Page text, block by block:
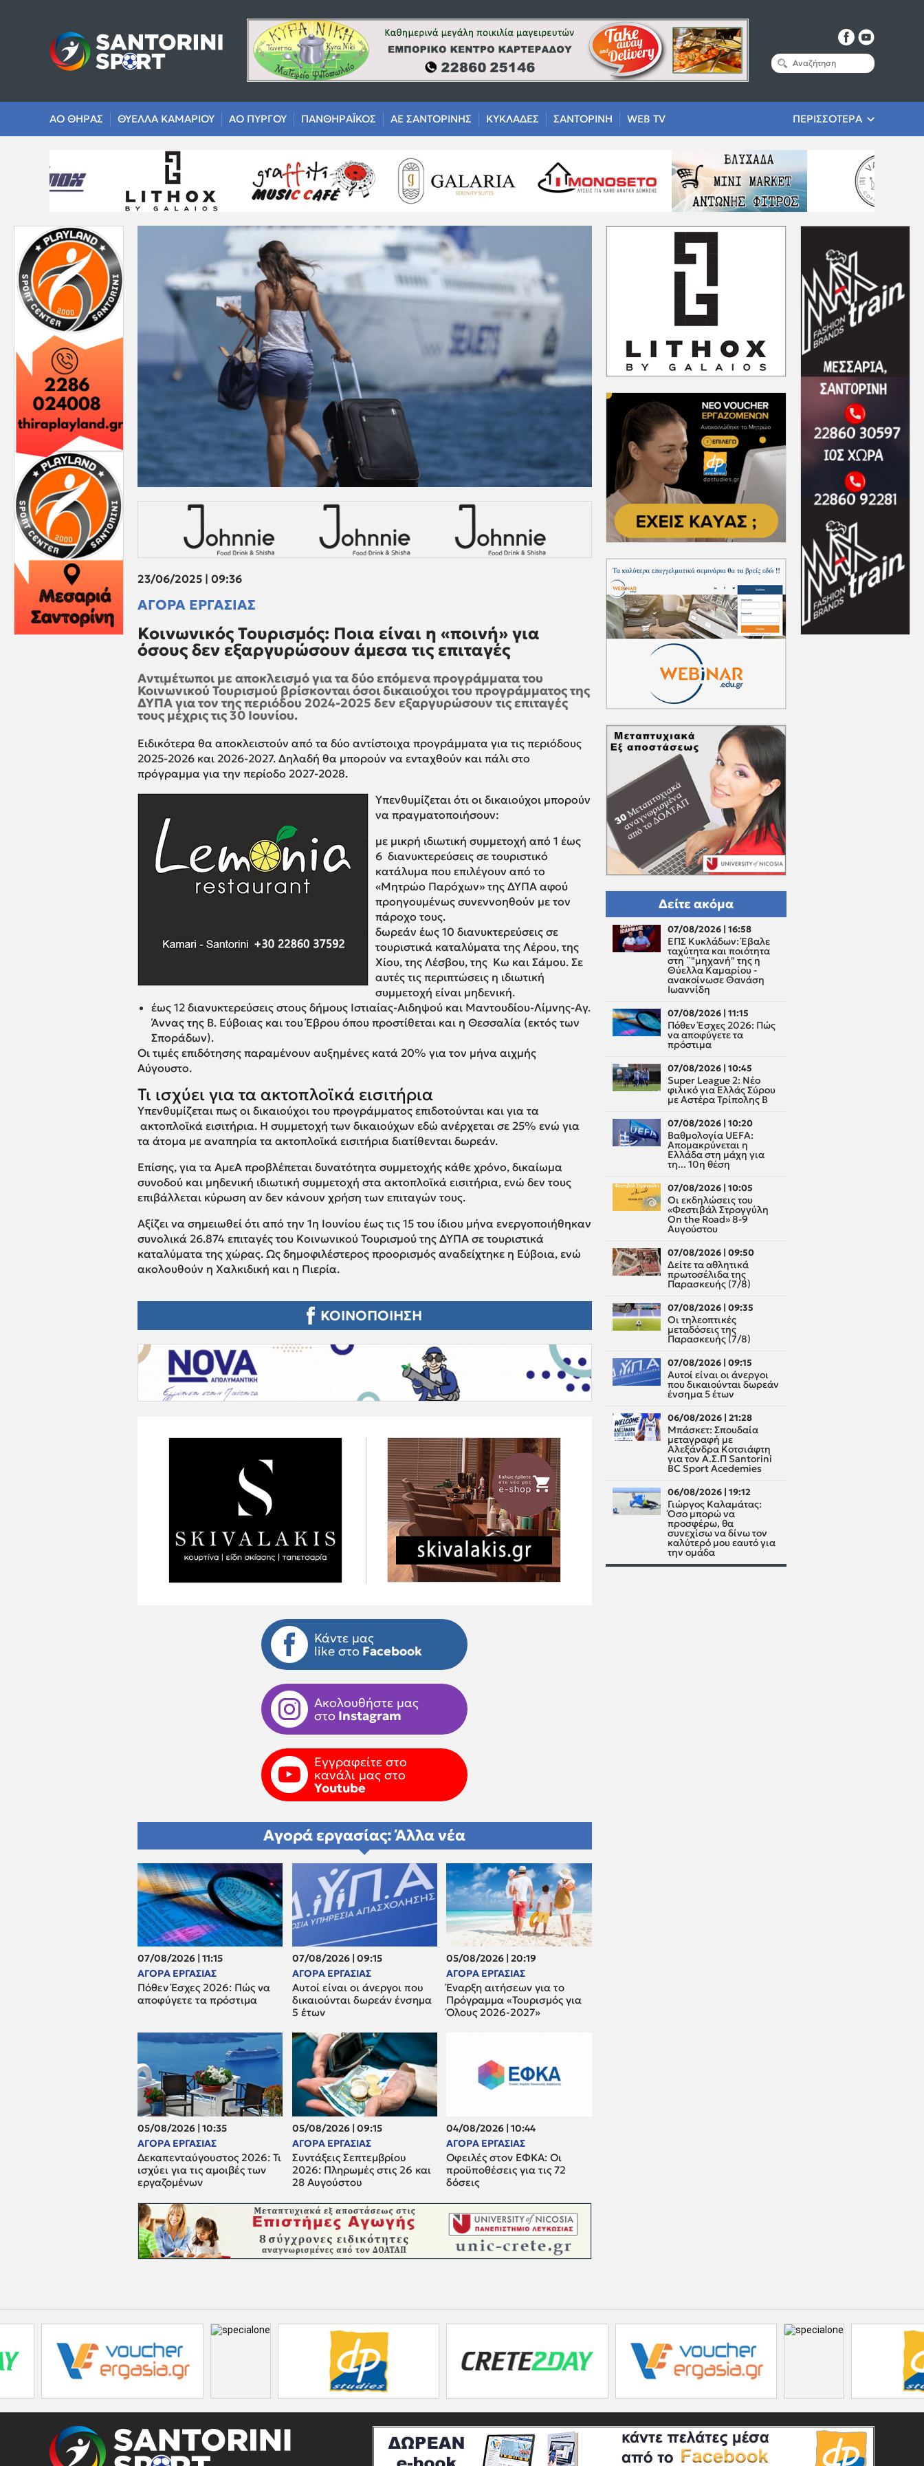
ΑΟ ΘΗΡΑΣ ΘΥΕΛΛΑ ΚΑΜΑΡΙΟΥ ΑΟ ΠΥΡΓΟΥ ΠΑΝΘΗΡΑΪΚΟΣ ΑΕ ΣΑΝΤΟΡΙΝΗΣ ΚΥΚΛΑΔΕΣ ΣΑΝΤΟΡΙΝΗ WEB TV ΠΕΡΙΣΣΟΤΕΡΑ
23/06/2025 | 09:36
ΑΓΟΡΑ ΕΡΓΑΣΙΑΣ
Κοινωνικός Τουρισμός: Ποια είναι η «ποινή» για
όσους δεν εξαργυρώσουν άμεσα τις επιταγές
Αντιμέτωποι με αποκλεισμό για τα δύο επόμενα προγράμματα του
Κοινωνικού Τουρισμού βρίσκονται όσοι δικαιούχοι του προγράμματος της
ΔΥΠΑ για τον της περιόδου 2024-2025 δεν εξαργυρώσουν τις επιταγές
τους μέχρις τις 30 Ιουνίου.
Ειδικότερα θα αποκλειστούν από τα δύο αντίστοιχα προγράμματα για τις περιόδους
2025-2026 και 2026-2027. Δηλαδή θα μπορούν να ενταχθούν και πάλι στο
πρόγραμμα για την περίοδο 2027-2028.
Υπενθυμίζεται ότι οι δικαιούχοι μπορούν
να πραγματοποιήσουν:
με μικρή ιδιωτική συμμετοχή από 1 έως
6 διανυκτερεύσεις σε τουριστικό
κατάλυμα που επιλέγουν από το
«Μητρώο Παρόχων» της ΔΥΠΑ αφού
προηγουμένως συνεννοηθούν με τον
πάροχο τους.
δωρεάν έως 10 διανυκτερεύσεις σε
τουριστικά καταλύματα της Λέρου, της
Χίου, της Λέσβου, της Κω και Σάμου. Σε
αυτές τις περιπτώσεις η ιδιωτική
συμμετοχή είναι μηδενική.
έως 12 διανυκτερεύσεις στους δήμους Ιστιαίας-Αιδηψού και Μαντουδίου-Λίμνης-Αγ.
Άννας της Β. Εύβοιας και του Έβρου όπου προστίθεται και η Θεσσαλία (εκτός των
Σποράδων).
Οι τιμές επιδότησης παραμένουν αυξημένες κατά 20% για τον μήνα αιχμής
Αύγουστο.
Τι ισχύει για τα ακτοπλοϊκά εισιτήρια
Υπενθυμίζεται πως οι δικαιούχοι του προγράμματος επιδοτούνται και για τα
ακτοπλοϊκά εισιτήρια. Η συμμετοχή των δικαιούχων εδώ ανέρχεται σε 25% ενώ για
τα άτομα με αναπηρία τα ακτοπλοϊκά εισιτήρια διατίθενται δωρεάν.
Επίσης, για τα ΑμεΑ προβλέπεται δυνατότητα συμμετοχής κάθε χρόνο, δικαίωμα
συνοδού και μηδενική ιδιωτική συμμετοχή στα ακτοπλοϊκά εισιτήρια, ενώ δεν τους
επιβάλλεται κύρωση αν δεν κάνουν χρήση των επιταγών τους.
Αξίζει να σημειωθεί ότι από την 1η Ιουνίου έως τις 15 του ίδιου μήνα ενεργοποιήθηκαν
συνολικά 26.874 επιταγές του Κοινωνικού Τουρισμού της ΔΥΠΑ σε τουριστικά
καταλύματα της χώρας. Ως δημοφιλέστερος προορισμός αναδείχτηκε η Εύβοια, ενώ
ακολουθούν η Χαλκιδική και η Πιερία.
ΚΟΙΝΟΠΟΙΗΣΗ
Κάντε μας
like στο Facebook
Ακολουθήστε μας
στο Instagram
Εγγραφείτε στο
κανάλι μας στο
Youtube
Αγορά εργασίας: Άλλα νέα
07/08/2026 | 11:15
ΑΓΟΡΑ ΕΡΓΑΣΙΑΣ
Πόθεν Έσχες 2026: Πώς να
αποφύγετε τα πρόστιμα
07/08/2026 | 09:15
ΑΓΟΡΑ ΕΡΓΑΣΙΑΣ
Αυτοί είναι οι άνεργοι που
δικαιούνται δωρεάν ένσημα
5 έτων
05/08/2026 | 20:19
ΑΓΟΡΑ ΕΡΓΑΣΙΑΣ
Έναρξη αιτήσεων για το
Πρόγραμμα «Τουρισμός για
Όλους 2026-2027»
05/08/2026 | 10:35
ΑΓΟΡΑ ΕΡΓΑΣΙΑΣ
Δεκαπενταύγουστος 2026: Τι
ισχύει για τις αμοιβές των
εργαζομένων
05/08/2026 | 09:15
ΑΓΟΡΑ ΕΡΓΑΣΙΑΣ
Συντάξεις Σεπτεμβρίου
2026: Πληρωμές στις 26 και
28 Αυγούστου
04/08/2026 | 10:44
ΑΓΟΡΑ ΕΡΓΑΣΙΑΣ
Οφειλές στον ΕΦΚΑ: Οι
προϋποθέσεις για τις 72
δόσεις
Δείτε ακόμα
07/08/2026 | 16:58
ΕΠΣ Κυκλάδων: Έβαλε
ταχύτητα και ποιότητα
στη ¨"μηχανή" της η
Θύελλα Καμαρίου -
ανακοίνωσε Θανάση
Ιωαννίδη
07/08/2026 | 11:15
Πόθεν Έσχες 2026: Πώς
να αποφύγετε τα
πρόστιμα
07/08/2026 | 10:45
Super League 2: Νέο
φιλικό για Ελλάς Σύρου
με Αστέρα Τρίπολης Β
07/08/2026 | 10:20
Βαθμολογία UEFA:
Απομακρύνεται η
Ελλάδα στη μάχη για
τη... 10η θέση
07/08/2026 | 10:05
Οι εκδηλώσεις του
«Φεστιβάλ Στρογγύλη
On the Road» 8-9
Αυγούστου
07/08/2026 | 09:50
Δείτε τα αθλητικά
πρωτοσέλιδα της
Παρασκευής (7/8)
07/08/2026 | 09:35
Οι τηλεοπτικές
μεταδόσεις της
Παρασκευής (7/8)
07/08/2026 | 09:15
Αυτοί είναι οι άνεργοι
που δικαιούνται δωρεάν
ένσημα 5 έτων
06/08/2026 | 21:28
Μπάσκετ: Σπουδαία
μεταγραφή με
Αλεξάνδρα Κοτσιάφτη
για τον A.Σ.Π Santorini
BC Sport Acedemies
06/08/2026 | 19:12
Γιώργος Καλαμάτας:
Όσο μπορώ να
προσφέρω, θα
συνεχίσω να δίνω τον
καλύτερό μου εαυτό για
την ομάδα